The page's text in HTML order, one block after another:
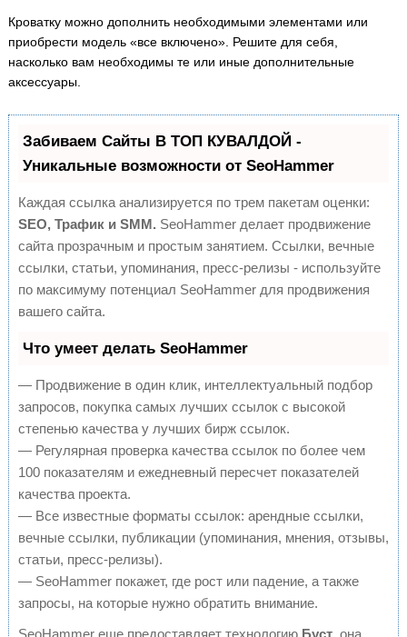
Кроватку можно дополнить необходимыми элементами или
приобрести модель «все включено». Решите для себя,
насколько вам необходимы те или иные дополнительные
аксессуары.
Забиваем Сайты В ТОП КУВАЛДОЙ -
Уникальные возможности от SeoHammer
Каждая ссылка анализируется по трем пакетам оценки:
SEO, Трафик и SMM. SeoHammer делает продвижение
сайта прозрачным и простым занятием. Ссылки, вечные
ссылки, статьи, упоминания, пресс-релизы - используйте
по максимуму потенциал SeoHammer для продвижения
вашего сайта.
Что умеет делать SeoHammer
— Продвижение в один клик, интеллектуальный подбор
запросов, покупка самых лучших ссылок с высокой
степенью качества у лучших бирж ссылок.
— Регулярная проверка качества ссылок по более чем
100 показателям и ежедневный пересчет показателей
качества проекта.
— Все известные форматы ссылок: арендные ссылки,
вечные ссылки, публикации (упоминания, мнения, отзывы,
статьи, пресс-релизы).
— SeoHammer покажет, где рост или падение, а также
запросы, на которые нужно обратить внимание.
SeoHammer еще предоставляет технологию Буст, она